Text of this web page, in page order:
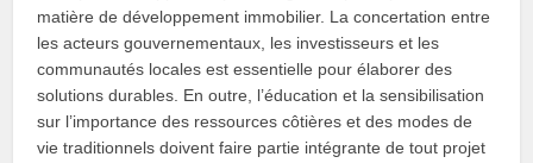
matière de développement immobilier. La concertation entre
les acteurs gouvernementaux, les investisseurs et les
communautés locales est essentielle pour élaborer des
solutions durables. En outre, l’éducation et la sensibilisation
sur l’importance des ressources côtières et des modes de
vie traditionnels doivent faire partie intégrante de tout projet